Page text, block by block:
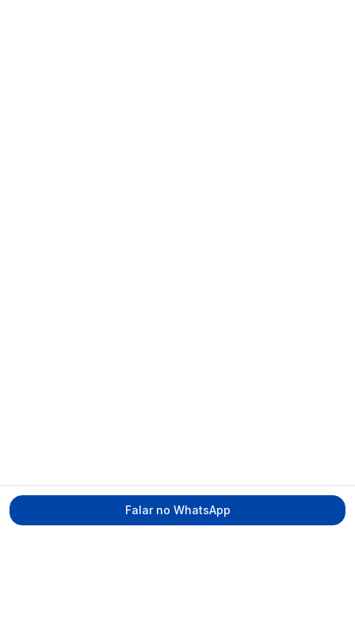
Falar no WhatsApp